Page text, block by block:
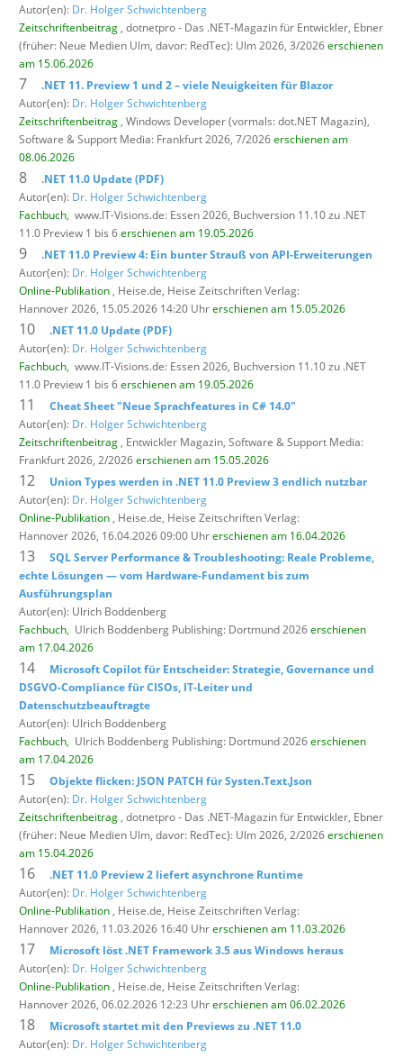
Autor(en): Dr. Holger Schwichtenberg
Zeitschriftenbeitrag , dotnetpro - Das .NET-Magazin für Entwickler, Ebner
(früher: Neue Medien Ulm, davor: RedTec): Ulm 2026, 3/2026erschienen
am 15.06.2026
7
.NET 11. Preview 1 und 2 – viele Neuigkeiten für Blazor
Autor(en): Dr. Holger Schwichtenberg
Zeitschriftenbeitrag , Windows Developer (vormals: dot.NET Magazin),
Software & Support Media: Frankfurt 2026, 7/2026erschienen am
08.06.2026
8
.NET 11.0 Update (PDF)
Autor(en): Dr. Holger Schwichtenberg
Fachbuch, www.IT-Visions.de: Essen 2026, Buchversion 11.10 zu .NET
11.0 Preview 1 bis 6erschienen am 19.05.2026
9
.NET 11.0 Preview 4: Ein bunter Strauß von API-Erweiterungen
Autor(en): Dr. Holger Schwichtenberg
Online-Publikation , Heise.de, Heise Zeitschriften Verlag:
Hannover 2026, 15.05.2026 14:20 Uhrerschienen am 15.05.2026
10
.NET 11.0 Update (PDF)
Autor(en): Dr. Holger Schwichtenberg
Fachbuch, www.IT-Visions.de: Essen 2026, Buchversion 11.10 zu .NET
11.0 Preview 1 bis 6erschienen am 19.05.2026
11
Cheat Sheet "Neue Sprachfeatures in C# 14.0"
Autor(en): Dr. Holger Schwichtenberg
Zeitschriftenbeitrag , Entwickler Magazin, Software & Support Media:
Frankfurt 2026, 2/2026erschienen am 15.05.2026
12
Union Types werden in .NET 11.0 Preview 3 endlich nutzbar
Autor(en): Dr. Holger Schwichtenberg
Online-Publikation , Heise.de, Heise Zeitschriften Verlag:
Hannover 2026, 16.04.2026 09:00 Uhrerschienen am 16.04.2026
13
SQL Server Performance & Troubleshooting: Reale Probleme,
echte Lösungen — vom Hardware-Fundament bis zum
Ausführungsplan
Autor(en): Ulrich Boddenberg
Fachbuch, Ulrich Boddenberg Publishing: Dortmund 2026erschienen
am 17.04.2026
14
Microsoft Copilot für Entscheider: Strategie, Governance und
DSGVO-Compliance für CISOs, IT-Leiter und
Datenschutzbeauftragte
Autor(en): Ulrich Boddenberg
Fachbuch, Ulrich Boddenberg Publishing: Dortmund 2026erschienen
am 17.04.2026
15
Objekte flicken: JSON PATCH für Systen.Text.Json
Autor(en): Dr. Holger Schwichtenberg
Zeitschriftenbeitrag , dotnetpro - Das .NET-Magazin für Entwickler, Ebner
(früher: Neue Medien Ulm, davor: RedTec): Ulm 2026, 2/2026erschienen
am 15.04.2026
16
.NET 11.0 Preview 2 liefert asynchrone Runtime
Autor(en): Dr. Holger Schwichtenberg
Online-Publikation , Heise.de, Heise Zeitschriften Verlag:
Hannover 2026, 11.03.2026 16:40 Uhrerschienen am 11.03.2026
17
Microsoft löst .NET Framework 3.5 aus Windows heraus
Autor(en): Dr. Holger Schwichtenberg
Online-Publikation , Heise.de, Heise Zeitschriften Verlag:
Hannover 2026, 06.02.2026 12:23 Uhrerschienen am 06.02.2026
18
Microsoft startet mit den Previews zu .NET 11.0
Autor(en): Dr. Holger Schwichtenberg